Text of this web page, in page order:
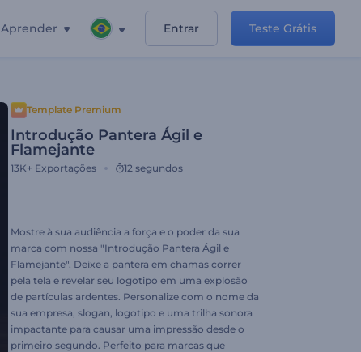
Aprender Entrar Teste Grátis
Template Premium
Introdução Pantera Ágil e
Flamejante
13K+ Exportações 12 segundos
Mostre à sua audiência a força e o poder da sua
marca com nossa "Introdução Pantera Ágil e
Flamejante". Deixe a pantera em chamas correr
pela tela e revelar seu logotipo em uma explosão
de partículas ardentes. Personalize com o nome da
sua empresa, slogan, logotipo e uma trilha sonora
impactante para causar uma impressão desde o
primeiro segundo. Perfeito para marcas que